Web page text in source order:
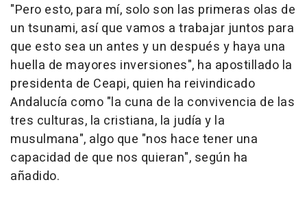
"Pero esto, para mí, solo son las primeras olas de
un tsunami, así que vamos a trabajar juntos para
que esto sea un antes y un después y haya una
huella de mayores inversiones", ha apostillado la
presidenta de Ceapi, quien ha reivindicado
Andalucía como "la cuna de la convivencia de las
tres culturas, la cristiana, la judía y la
musulmana", algo que "nos hace tener una
capacidad de que nos quieran", según ha
añadido.